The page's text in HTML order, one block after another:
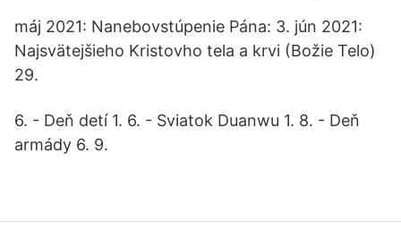
máj 2021: Nanebovstúpenie Pána: 3. jún 2021:
Najsvätejšieho Kristovho tela a krvi (Božie Telo)
29.
6. - Deň detí 1. 6. - Sviatok Duanwu 1. 8. - Deň
armády 6. 9.